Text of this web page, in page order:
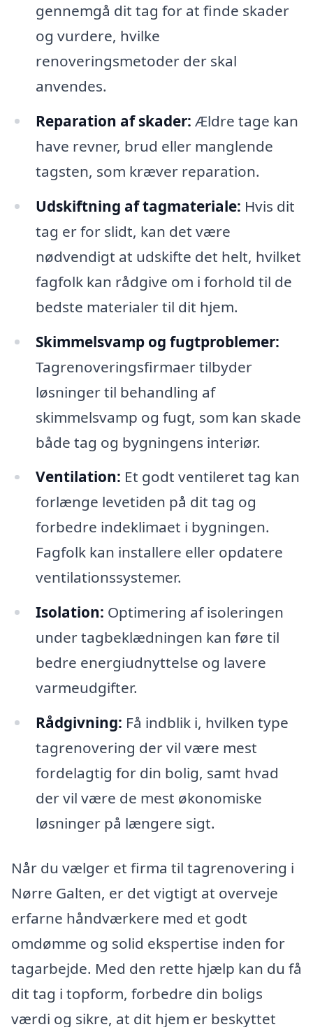
gennemgå dit tag for at finde skader
og vurdere, hvilke
renoveringsmetoder der skal
anvendes.
Reparation af skader: Ældre tage kan
have revner, brud eller manglende
tagsten, som kræver reparation.
Udskiftning af tagmateriale: Hvis dit
tag er for slidt, kan det være
nødvendigt at udskifte det helt, hvilket
fagfolk kan rådgive om i forhold til de
bedste materialer til dit hjem.
Skimmelsvamp og fugtproblemer:
Tagrenoveringsfirmaer tilbyder
løsninger til behandling af
skimmelsvamp og fugt, som kan skade
både tag og bygningens interiør.
Ventilation: Et godt ventileret tag kan
forlænge levetiden på dit tag og
forbedre indeklimaet i bygningen.
Fagfolk kan installere eller opdatere
ventilationssystemer.
Isolation: Optimering af isoleringen
under tagbeklædningen kan føre til
bedre energiudnyttelse og lavere
varmeudgifter.
Rådgivning: Få indblik i, hvilken type
tagrenovering der vil være mest
fordelagtig for din bolig, samt hvad
der vil være de mest økonomiske
løsninger på længere sigt.
Når du vælger et firma til tagrenovering i
Nørre Galten, er det vigtigt at overveje
erfarne håndværkere med et godt
omdømme og solid ekspertise inden for
tagarbejde. Med den rette hjælp kan du få
dit tag i topform, forbedre din boligs
værdi og sikre, at dit hjem er beskyttet